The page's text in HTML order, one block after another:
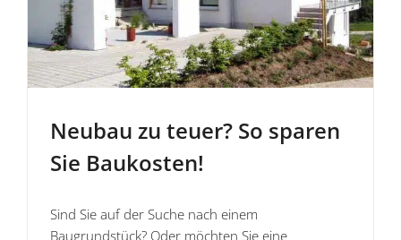
Neubau zu teuer? So sparen
Sie Baukosten!
Sind Sie auf der Suche nach einem
Baugrundstück? Oder möchten Sie eine